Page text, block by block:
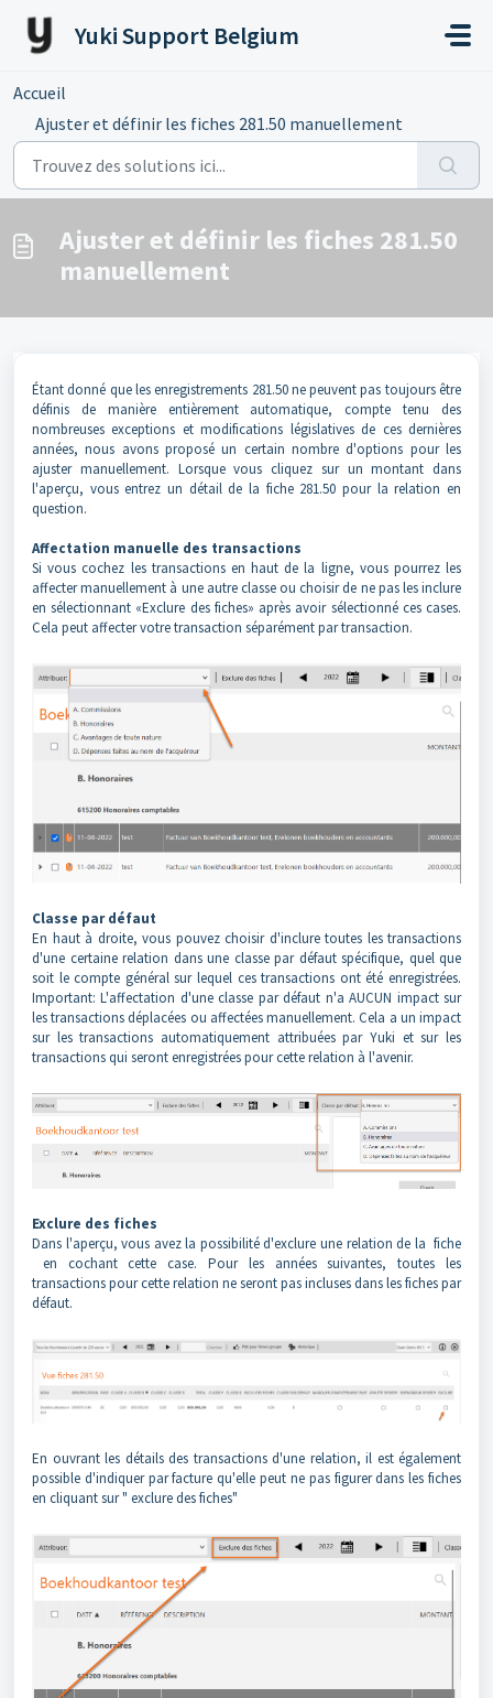
Yuki Support Belgium
Accueil
Ajuster et définir les fiches 281.50 manuellement
Ajuster et définir les fiches 281.50
manuellement
Étant donné que les enregistrements 281.50 ne peuvent pas toujours être
définis de manière entièrement automatique, compte tenu des
nombreuses exceptions et modifications législatives de ces dernières
années, nous avons proposé un certain nombre d'options pour les
ajuster manuellement. Lorsque vous cliquez sur un montant dans
l'aperçu, vous entrez un détail de la fiche 281.50 pour la relation en
question.
Affectation manuelle des transactions
Si vous cochez les transactions en haut de la ligne, vous pourrez les
affecter manuellement à une autre classe ou choisir de ne pas les inclure
en sélectionnant «Exclure des fiches» après avoir sélectionné ces cases.
Cela peut affecter votre transaction séparément par transaction.
Classe par défaut
En haut à droite, vous pouvez choisir d'inclure toutes les transactions
d'une certaine relation dans une classe par défaut spécifique, quel que
soit le compte général sur lequel ces transactions ont été enregistrées.
Important: L'affectation d'une classe par défaut n'a AUCUN impact sur
les transactions déplacées ou affectées manuellement. Cela a un impact
sur les transactions automatiquement attribuées par Yuki et sur les
transactions qui seront enregistrées pour cette relation à l'avenir.
Exclure des fiches
Dans l'aperçu, vous avez la possibilité d'exclure une relation de la fiche
en cochant cette case. Pour les années suivantes, toutes les
transactions pour cette relation ne seront pas incluses dans les fiches par
défaut.
En ouvrant les détails des transactions d'une relation, il est également
possible d'indiquer par facture qu'elle peut ne pas figurer dans les fiches
en cliquant sur " exclure des fiches"